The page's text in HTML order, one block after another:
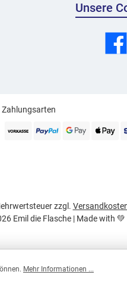
Unsere
Zahlungsarten
zzgl.
Emil die Flasche | Made with
Mehr Informationen ...